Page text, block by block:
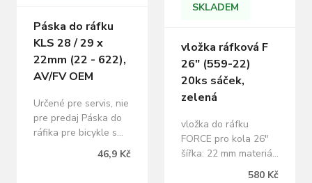
Páska do ráfku
KLS 28 / 29 x
22mm (22 - 622),
AV/FV OEM
Určené pre servis, nie
pre predaj Páska do
ráfika pre bicykle s
veľkosťou kolesa 28 "
46,9 Kč
SKLADEM
vložka ráfková F
26" (559-22)
20ks sáček,
zelená
vložka do ráfku
FORCE pro kola 26"
šířka: 22 mm materiál:
NYLON baleno v
580 Kč